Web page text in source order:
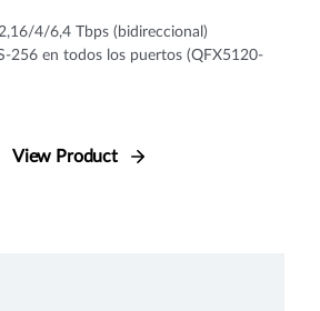
4/6,4 Tbps (bidireccional)
256 en todos los puertos (QFX5120-
View Product